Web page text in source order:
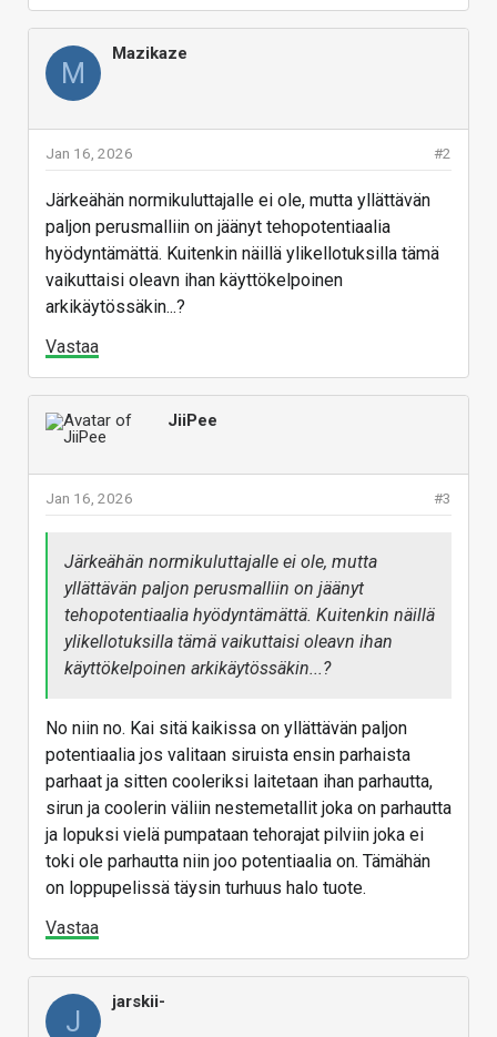
M
Mazikaze
#2
Jan 16, 2026
Järkeähän normikuluttajalle ei ole, mutta yllättävän
paljon perusmalliin on jäänyt tehopotentiaalia
hyödyntämättä. Kuitenkin näillä ylikellotuksilla tämä
vaikuttaisi oleavn ihan käyttökelpoinen
arkikäytössäkin...?
Vastaa
JiiPee
#3
Jan 16, 2026
Järkeähän normikuluttajalle ei ole, mutta
yllättävän paljon perusmalliin on jäänyt
tehopotentiaalia hyödyntämättä. Kuitenkin näillä
ylikellotuksilla tämä vaikuttaisi oleavn ihan
käyttökelpoinen arkikäytössäkin...?
No niin no. Kai sitä kaikissa on yllättävän paljon
potentiaalia jos valitaan siruista ensin parhaista
parhaat ja sitten cooleriksi laitetaan ihan parhautta,
sirun ja coolerin väliin nestemetallit joka on parhautta
ja lopuksi vielä pumpataan tehorajat pilviin joka ei
toki ole parhautta niin joo potentiaalia on. Tämähän
on loppupelissä täysin turhuus halo tuote.
Vastaa
J
jarskii-